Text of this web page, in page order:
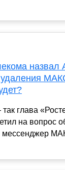
назвал
удаления
глава
на вопрос
мессенджер